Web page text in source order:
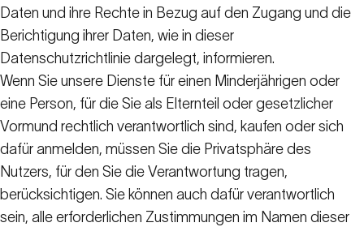
Daten und ihre Rechte in Bezug auf den Zugang und die
Berichtigung ihrer Daten, wie in dieser
Datenschutzrichtlinie dargelegt, informieren.
Wenn Sie unsere Dienste für einen Minderjährigen oder
eine Person, für die Sie als Elternteil oder gesetzlicher
Vormund rechtlich verantwortlich sind, kaufen oder sich
dafür anmelden, müssen Sie die Privatsphäre des
Nutzers, für den Sie die Verantwortung tragen,
berücksichtigen. Sie können auch dafür verantwortlich
sein, alle erforderlichen Zustimmungen im Namen dieser